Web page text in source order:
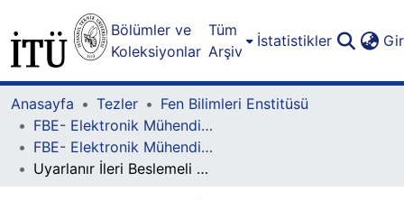
Bölümler ve
Koleksiyonlar
Tüm
Arşiv
İstatistikler
Anasayfa Tezler
Fen Bilimleri Enstitüsü
FBE- Elektronik Mühendisliği Lisansüstü Programı
FBE- Elektronik Mühendisliği Lisansüstü Programı - Yüksek Lisans
Uyarlanır İleri Beslemeli Kuvvetlendirici Tasarımı